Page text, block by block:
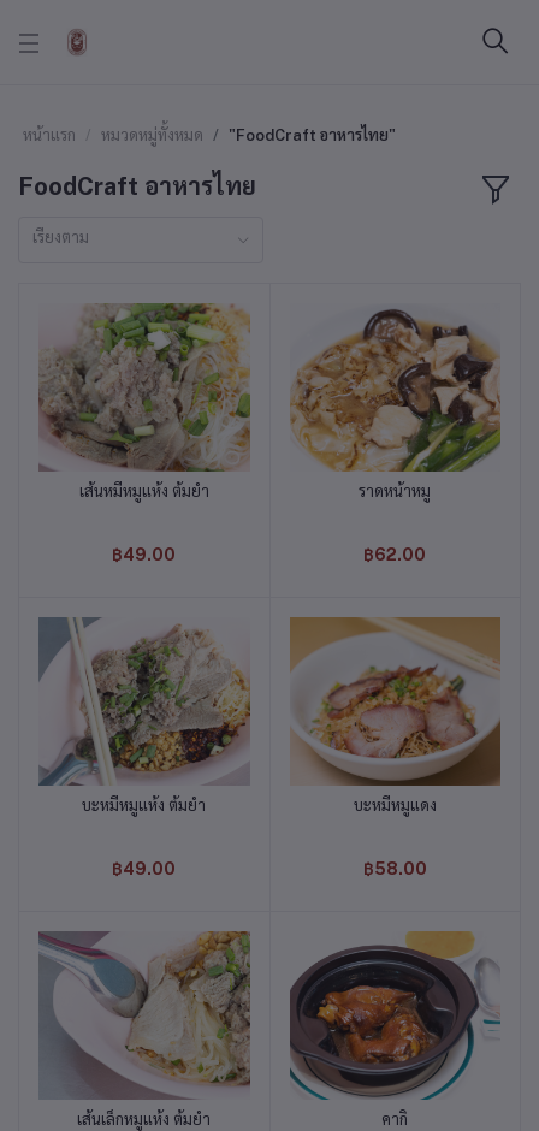
หน้าแรก หมวดหมู่ทั้งหมด "FoodCraft อาหารไทย"
FoodCraft อาหารไทย
เรียงตาม
หยิบใส่ตะกร้า
เส้นหมี่หมูแห้ง ต้มยำ
฿49.00
หยิบใส่ตะกร้า
ราดหน้าหมู
฿62.00
หยิบใส่ตะกร้า
บะหมี่หมูแห้ง ต้มยำ
฿49.00
หยิบใส่ตะกร้า
บะหมี่หมูแดง
฿58.00
หยิบใส่ตะกร้า
เส้นเล็กหมูแห้ง ต้มยำ หยิบใส่ตะกร้า
คากิ